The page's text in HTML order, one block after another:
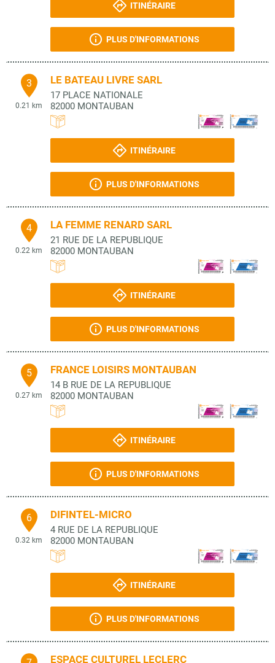
ITINÉRAIRE
PLUS D'INFORMATIONS
3
0.21 km
LE BATEAU LIVRE SARL
17 PLACE NATIONALE
82000 MONTAUBAN
ITINÉRAIRE
PLUS D'INFORMATIONS
4
0.22 km
LA FEMME RENARD SARL
21 RUE DE LA REPUBLIQUE
82000 MONTAUBAN
ITINÉRAIRE
PLUS D'INFORMATIONS
5
0.27 km
FRANCE LOISIRS MONTAUBAN
14 B RUE DE LA REPUBLIQUE
82000 MONTAUBAN
ITINÉRAIRE
PLUS D'INFORMATIONS
6
0.32 km
DIFINTEL-MICRO
4 RUE DE LA REPUBLIQUE
82000 MONTAUBAN
ITINÉRAIRE
PLUS D'INFORMATIONS
ESPACE CULTUREL LECLERC